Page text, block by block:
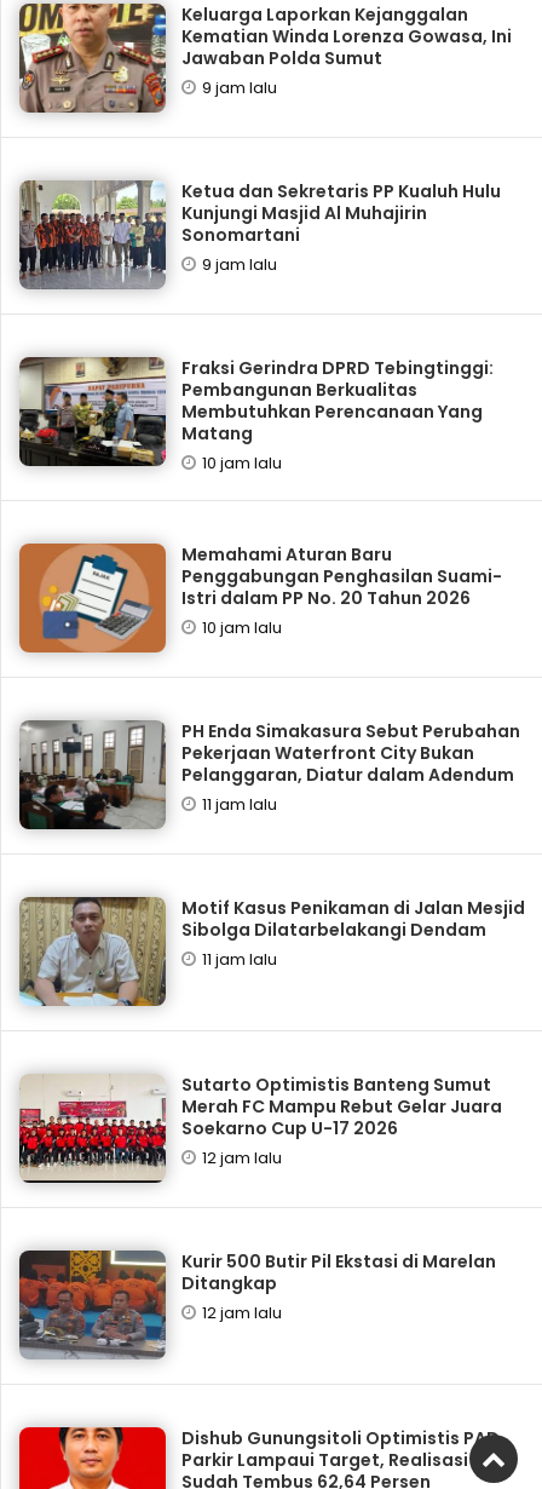
Keluarga Laporkan Kejanggalan
Kematian Winda Lorenza Gowasa, Ini
Jawaban Polda Sumut
9 jam lalu
Ketua dan Sekretaris PP Kualuh Hulu
Kunjungi Masjid Al Muhajirin
Sonomartani
9 jam lalu
Fraksi Gerindra DPRD Tebingtinggi:
Pembangunan Berkualitas
Membutuhkan Perencanaan Yang
Matang
10 jam lalu
Memahami Aturan Baru
Penggabungan Penghasilan Suami-
Istri dalam PP No. 20 Tahun 2026
10 jam lalu
PH Enda Simakasura Sebut Perubahan
Pekerjaan Waterfront City Bukan
Pelanggaran, Diatur dalam Adendum
11 jam lalu
Motif Kasus Penikaman di Jalan Mesjid
Sibolga Dilatarbelakangi Dendam
11 jam lalu
Sutarto Optimistis Banteng Sumut
Merah FC Mampu Rebut Gelar Juara
Soekarno Cup U-17 2026
12 jam lalu
Kurir 500 Butir Pil Ekstasi di Marelan
Ditangkap
12 jam lalu
Dishub Gunungsitoli Optimistis PAD
Parkir Lampaui Target, Realisasi
Sudah Tembus 62,64 Persen